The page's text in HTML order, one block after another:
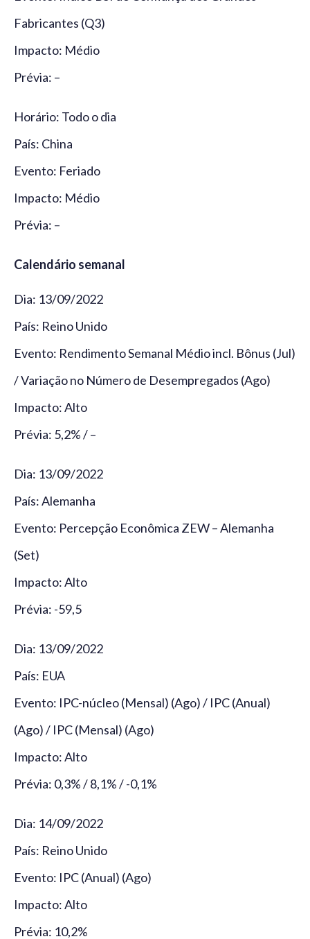
Fabricantes (Q3)
Impacto: Médio
Prévia: –
Horário: Todo o dia
País: China
Evento: Feriado
Impacto: Médio
Prévia: –
Calendário semanal
Dia: 13/09/2022
País: Reino Unido
Evento: Rendimento Semanal Médio incl. Bônus (Jul)
/ Variação no Número de Desempregados (Ago)
Impacto: Alto
Prévia: 5,2% / –
Dia: 13/09/2022
País: Alemanha
Evento: Percepção Econômica ZEW – Alemanha
(Set)
Impacto: Alto
Prévia: -59,5
Dia: 13/09/2022
País: EUA
Evento: IPC-núcleo (Mensal) (Ago) / IPC (Anual)
(Ago) / IPC (Mensal) (Ago)
Impacto: Alto
Prévia: 0,3% / 8,1% / -0,1%
Dia: 14/09/2022
País: Reino Unido
Evento: IPC (Anual) (Ago)
Impacto: Alto
Prévia: 10,2%